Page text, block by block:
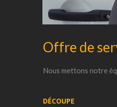
Offre de
Nous mettons notre
DÉCOUPE